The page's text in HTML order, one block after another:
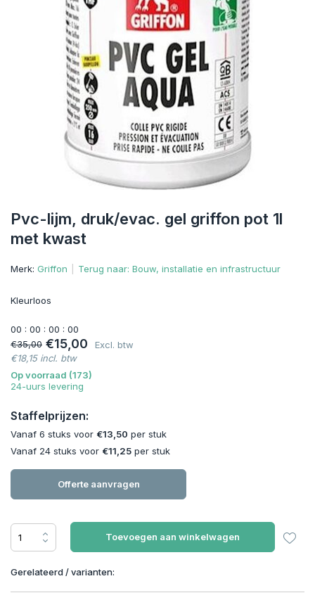
Pvc-lijm, druk/evac. gel griffon pot 1l
met kwast
Merk: Griffon Terug naar: Bouw, installatie en infrastructuur
Kleurloos
00 : 00 : 00 : 00
€35,00 €15,00
Excl. btw
€18,15 incl. btw
Op voorraad (173)
24-uurs levering
Staffelprijzen:
Vanaf 6 stuks voor €13,50 per stuk
Vanaf 24 stuks voor €11,25 per stuk
Offerte aanvragen
Toevoegen aan winkelwagen
Gerelateerd / varianten: